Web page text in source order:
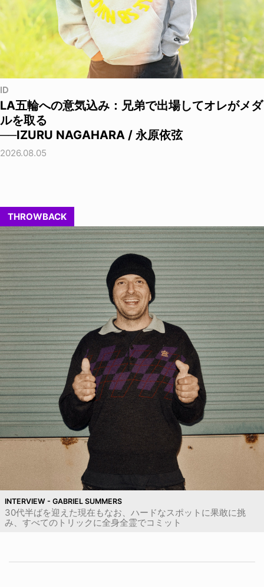
ID
LA五輪への意気込み：兄弟で出場してオレがメダ
ルを取る
──IZURU NAGAHARA / 永原依弦
2026.08.05
THROWBACK
INTERVIEW - GABRIEL SUMMERS
30代半ばを迎えた現在もなお、ハードなスポットに果敢に挑
み、すべてのトリックに全身全霊でコミット